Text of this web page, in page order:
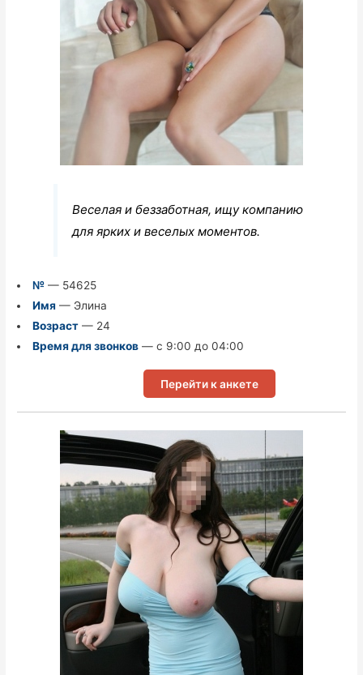
Веселая и беззаботная, ищу компанию
для ярких и веселых моментов.
№— 54625
Имя— Элина
Возраст— 24
Время для звонков— с 9:00 до 04:00
Перейти к анкете